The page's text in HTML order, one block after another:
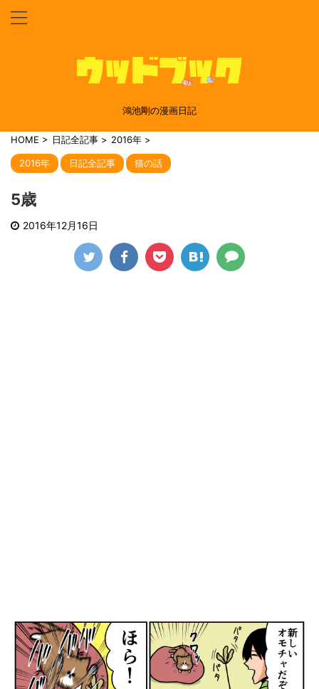
鴻池剛の漫画日記
HOME > 日記全記事 > 2016年 >
2016年 日記全記事 猫の話
5歳
2016年12月16日